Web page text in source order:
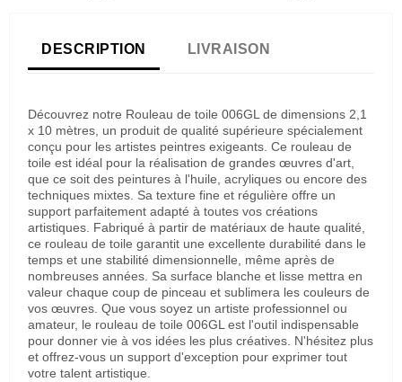
DESCRIPTION LIVRAISON
Découvrez notre Rouleau de toile 006GL de dimensions 2,1
x 10 mètres, un produit de qualité supérieure spécialement
conçu pour les artistes peintres exigeants. Ce rouleau de
toile est idéal pour la réalisation de grandes œuvres d'art,
que ce soit des peintures à l'huile, acryliques ou encore des
techniques mixtes. Sa texture fine et régulière offre un
support parfaitement adapté à toutes vos créations
artistiques. Fabriqué à partir de matériaux de haute qualité,
ce rouleau de toile garantit une excellente durabilité dans le
temps et une stabilité dimensionnelle, même après de
nombreuses années. Sa surface blanche et lisse mettra en
valeur chaque coup de pinceau et sublimera les couleurs de
vos œuvres. Que vous soyez un artiste professionnel ou
amateur, le rouleau de toile 006GL est l'outil indispensable
pour donner vie à vos idées les plus créatives. N'hésitez plus
et offrez-vous un support d'exception pour exprimer tout
votre talent artistique.